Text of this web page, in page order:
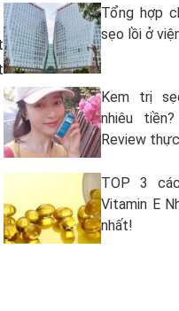
Tổng hợp
sẹo lồi ở
Kem trị
nhiêu
Review
TOP 3
Vitamin E
nhất!